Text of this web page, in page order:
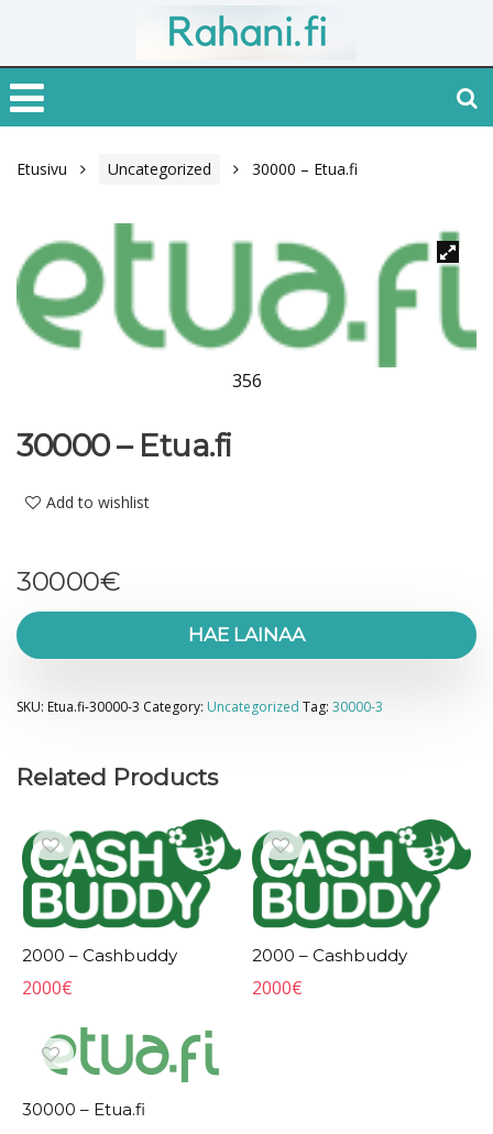
Etusivu Uncategorized 30000 – Etua.fi
356
30000 – Etua.fi
Add to wishlist
30000€
HAE LAINAA
SKU: Etua.fi-30000-3 Category: Uncategorized Tag: 30000-3
Related Products
2000 – Cashbuddy
2000€
2000 – Cashbuddy
2000€
30000 – Etua.fi